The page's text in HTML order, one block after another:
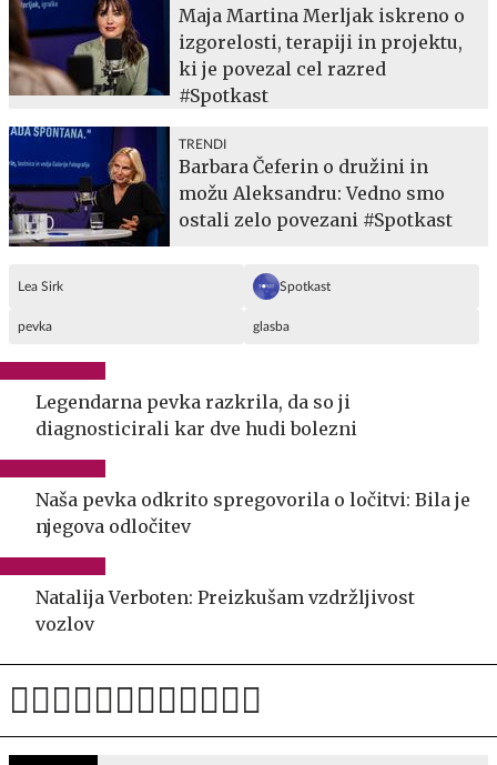
Maja Martina Merljak iskreno o
izgorelosti, terapiji in projektu,
ki je povezal cel razred
#Spotkast
TRENDI
Barbara Čeferin o družini in
možu Aleksandru: Vedno smo
ostali zelo povezani #Spotkast
Lea Sirk Spotkast
pevka glasba
Legendarna pevka razkrila, da so ji
diagnosticirali kar dve hudi bolezni
Naša pevka odkrito spregovorila o ločitvi: Bila je
njegova odločitev
Natalija Verboten: Preizkušam vzdržljivost
vozlov